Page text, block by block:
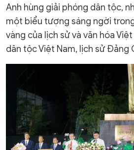
Anh hùng giải phóng dân tộc,
một biểu tượng sáng ngời
vàng của lịch sử và văn hóa
dân tộc Việt Nam, lịch sử Đảng